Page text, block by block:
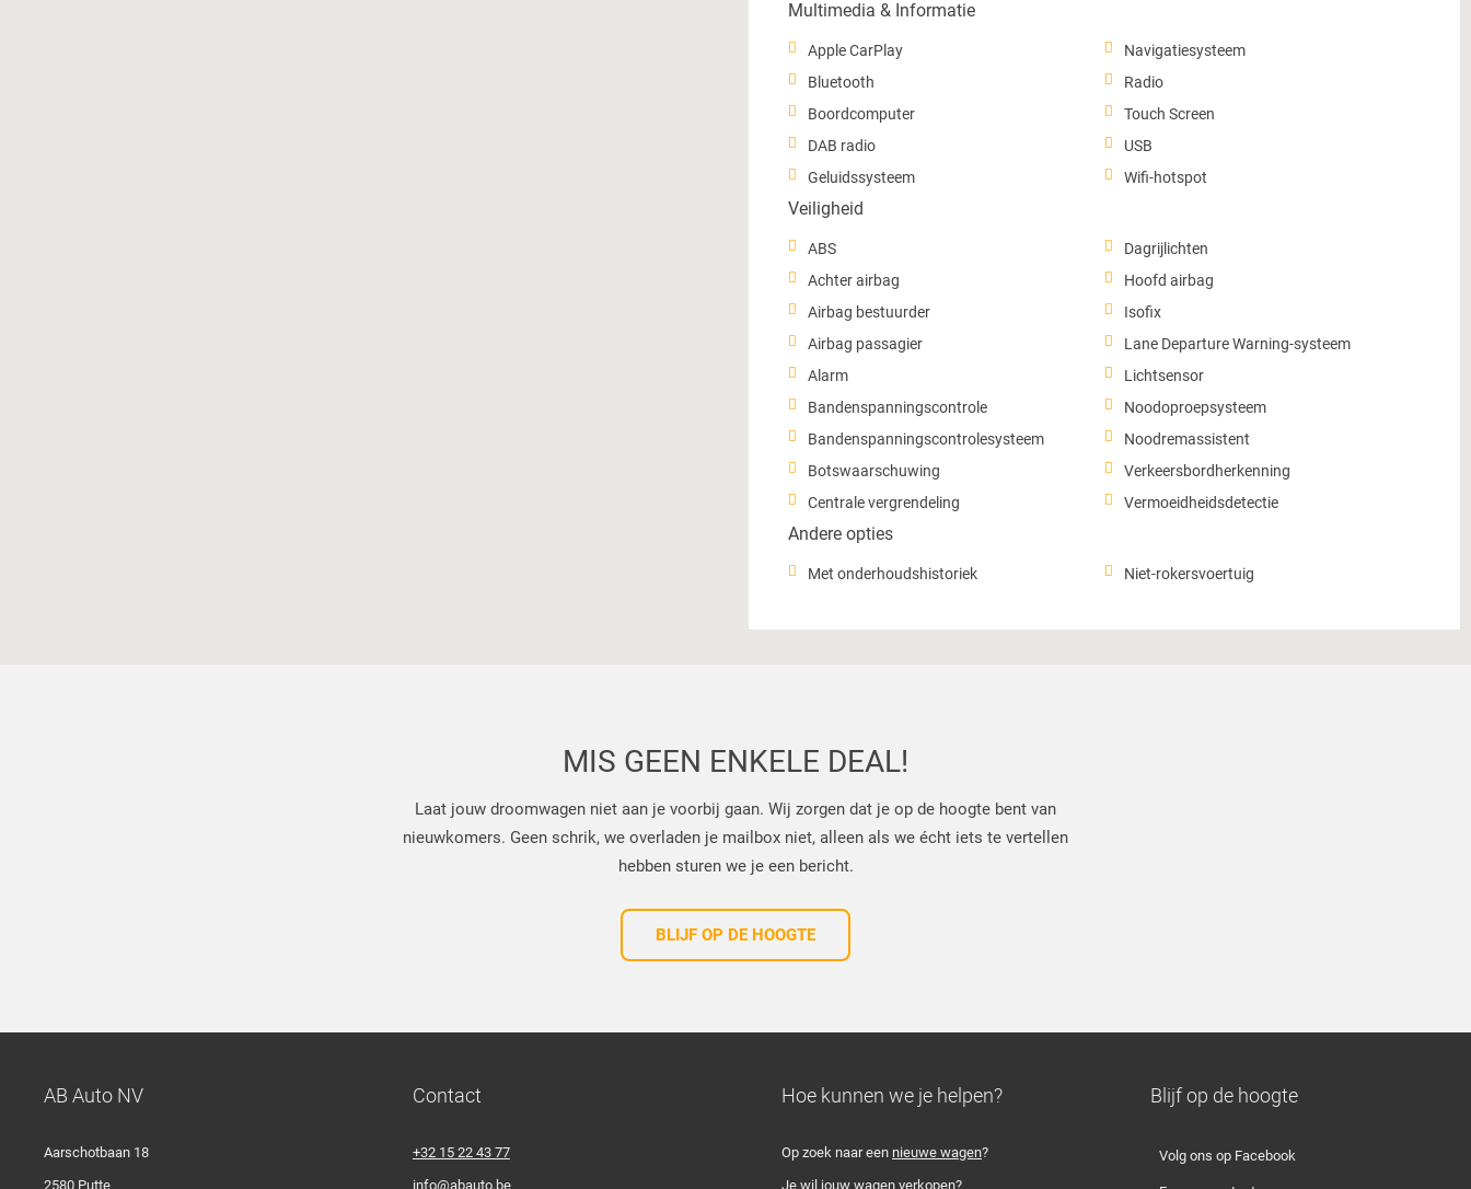
Multimedia & Informatie
Apple CarPlay
Bluetooth
Boordcomputer
DAB radio
Geluidssysteem
Navigatiesysteem
Radio
Touch Screen
USB
Wifi-hotspot
Veiligheid
ABS
Achter airbag
Airbag bestuurder
Airbag passagier
Alarm
Bandenspanningscontrole
Bandenspanningscontrolesysteem
Botswaarschuwing
Centrale vergrendeling
Dagrijlichten
Hoofd airbag
Isofix
Lane Departure Warning-systeem
Lichtsensor
Noodoproepsysteem
Noodremassistent
Verkeersbordherkenning
Vermoeidheidsdetectie
Andere opties
Met onderhoudshistoriek Niet-rokersvoertuig
MIS GEEN ENKELE DEAL!
Laat jouw droomwagen niet aan je voorbij gaan. Wij zorgen dat je op de hoogte bent van
nieuwkomers. Geen schrik, we overladen je mailbox niet, alleen als we écht iets te vertellen
hebben sturen we je een bericht.
BLIJF OP DE HOOGTE
AB Auto NV
Aarschotbaan 18
2580 Putte
Contact
+32 15 22 43 77
info@abauto.be
Hoe kunnen we je helpen?
Op zoek naar een nieuwe wagen?
Je wil jouw wagen verkopen?
Blijf op de hoogte
Volg ons op Facebook